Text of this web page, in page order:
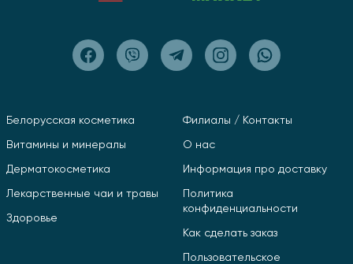
Белорусская косметика
Витамины и минералы
Дерматокосметика
Лекарственные чаи и травы
Здоровье
Филиалы / Контакты
О нас
Информация про доставку
Политика
конфиденциальности
Как сделать заказ
Пользовательское